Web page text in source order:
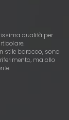
qualità per
stile barocco, sono
ma allo